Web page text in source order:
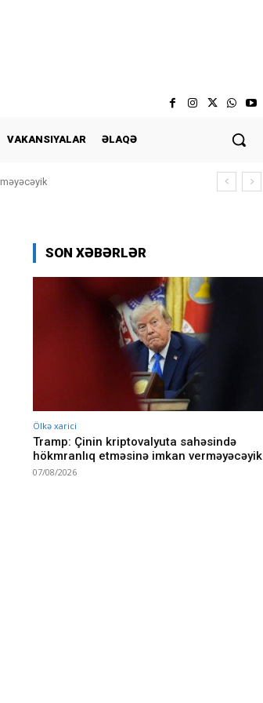
VAKANSIYALAR ƏLAQƏ
SON XƏBƏRLƏR
Ölkə xarici
Tramp: Çinin kriptovalyuta sahəsində
hökmranlıq etməsinə imkan verməyəcəyik
07/08/2026